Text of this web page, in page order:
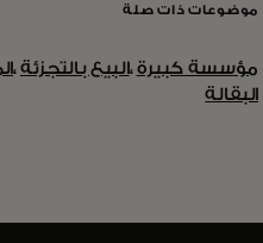
موضوعات ذات صلة
مؤسسة كبيرة،البيع بالتجزئة،
البقالة